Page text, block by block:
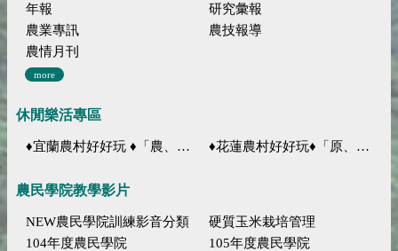
年報
研究彙報
農業專訊
農技報導
農情月刊
more
休閒樂活專區
♦宜蘭農村好好玩 ♦「農、藝、山、水」四條遊程推薦 ♦花蓮農村好好玩♦「原、生、慢、活」四條遊程推薦
農民學院教學影片
NEW農民學院訓練影音分類
硬質玉米栽培管理
104年度農民學院
105年度農民學院